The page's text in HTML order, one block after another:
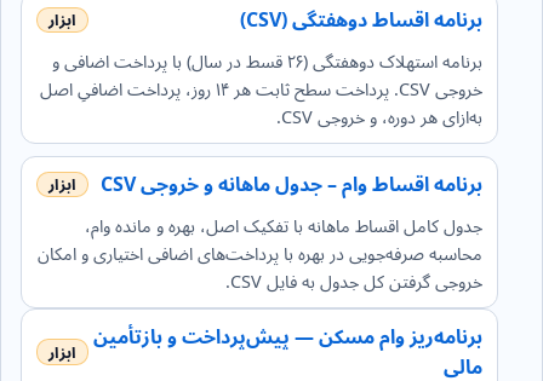
برنامه اقساط دو‌هفتگی (CSV)
برنامه استهلاک دو‌هفتگی (۲۶ قسط در سال) با پرداخت اضافی و
خروجی CSV. پرداخت سطح ثابت هر ۱۴ روز، پرداخت اضافیِ اصل
به‌ازای هر دوره، و خروجی CSV.
برنامه اقساط وام – جدول ماهانه و خروجی CSV
جدول کامل اقساط ماهانه با تفکیک اصل، بهره و مانده وام،
محاسبه صرفه‌جویی در بهره با پرداخت‌های اضافی اختیاری و امکان
خروجی گرفتن کل جدول به فایل CSV.
برنامه‌ریز وام مسکن — پیش‌پرداخت و بازتأمین
مالی